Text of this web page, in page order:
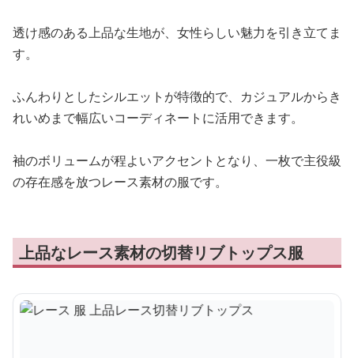
透け感のある上品な生地が、女性らしい魅力を引き立てま
す。
ふんわりとしたシルエットが特徴的で、カジュアルからき
れいめまで幅広いコーディネートに活用できます。
袖のボリュームが程よいアクセントとなり、一枚で主役級
の存在感を放つレース素材の服です。
上品なレース素材の切替リブトップス服